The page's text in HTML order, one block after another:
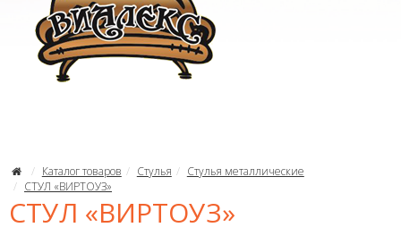
Каталог товаров Стулья
Стулья металлические
СТУЛ «ВИРТОУЗ»
СТУЛ «ВИРТОУЗ»